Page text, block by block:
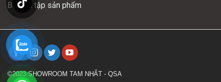
Bộ sưu tập sản phẩm
©2023 SHOWROOM TAM NHẤT - QSA